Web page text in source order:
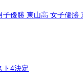
優勝 東山高 女子優勝
ト4決定